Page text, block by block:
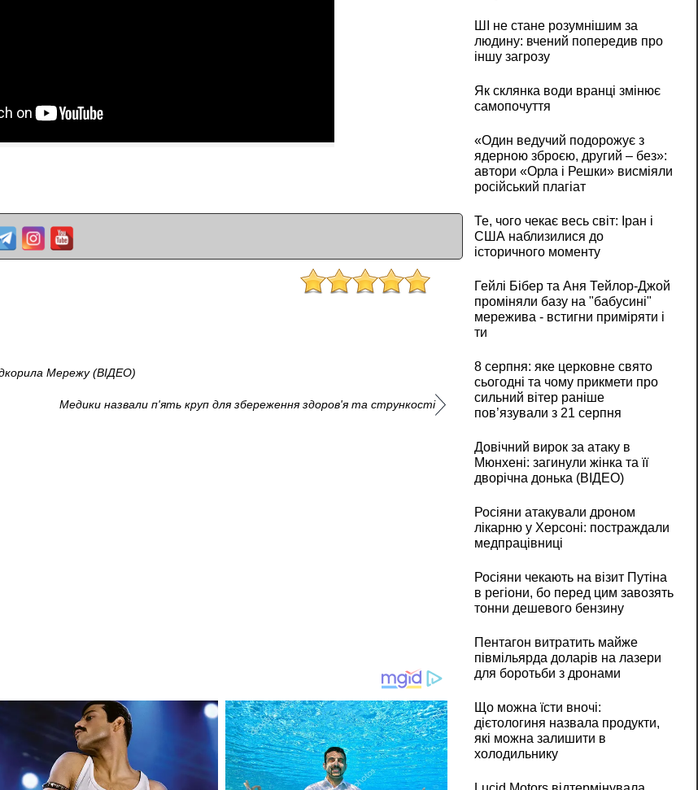
Мережу (ВІДЕО)
Медики назвали п'ять круп для збереження здоров'я та стрункості
ШІ не стане розумнішим за
людину: вчений попередив про
іншу загрозу
Як склянка води вранці змінює
самопочуття
«Один ведучий подорожує з
ядерною зброєю, другий – без»:
автори «Орла і Решки» висміяли
російський плагіат
Те, чого чекає весь світ: Іран і
США наблизилися до
історичного моменту
Гейлі Бібер та Аня Тейлор-Джой
проміняли базу на "бабусині"
мережива - встигни приміряти і
ти
8 серпня: яке церковне свято
сьогодні та чому прикмети про
сильний вітер раніше
пов’язували з 21 серпня
Довічний вирок за атаку в
Мюнхені: загинули жінка та її
дворічна донька (ВІДЕО)
Росіяни атакували дроном
лікарню у Херсоні: постраждали
медпрацівниці
Росіяни чекають на візит Путіна
в регіони, бо перед цим завозять
тонни дешевого бензину
Пентагон витратить майже
півмільярда доларів на лазери
для боротьби з дронами
Що можна їсти вночі:
дієтологиня назвала продукти,
які можна залишити в
холодильнику